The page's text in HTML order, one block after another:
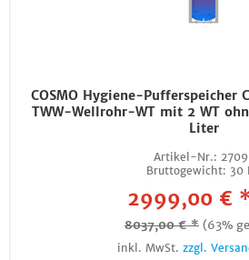
COSMO Hygiene-Pufferspeicher
TWW-Wellrohr-WT mit 2 WT
Liter
Artikel-Nr.:
Bruttogewicht: 30
2999,00 €
8037,00 € * (63%
inkl. MwSt. zzgl.